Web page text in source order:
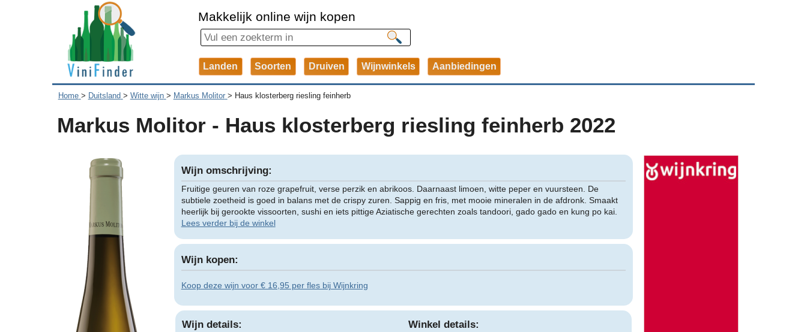
Makkelijk online wijn kopen
Landen Soorten Druiven Wijnwinkels Aanbiedingen
Home > Duitsland > Witte wijn > Markus Molitor > Haus klosterberg riesling feinherb
Markus Molitor - Haus klosterberg riesling feinherb 2022
Wijn omschrijving:
Fruitige geuren van roze grapefruit, verse perzik en abrikoos. Daarnaast limoen, witte peper en vuursteen. De
subtiele zoetheid is goed in balans met de crispy zuren. Sappig en fris, met mooie mineralen in de afdronk. Smaakt
heerlijk bij gerookte vissoorten, sushi en iets pittige Aziatische gerechten zoals tandoori, gado gado en kung po kai.
Lees verder bij de winkel
Wijn kopen:
Koop deze wijn voor € 16,95 per fles bij Wijnkring
Wijn details: Winkel details: